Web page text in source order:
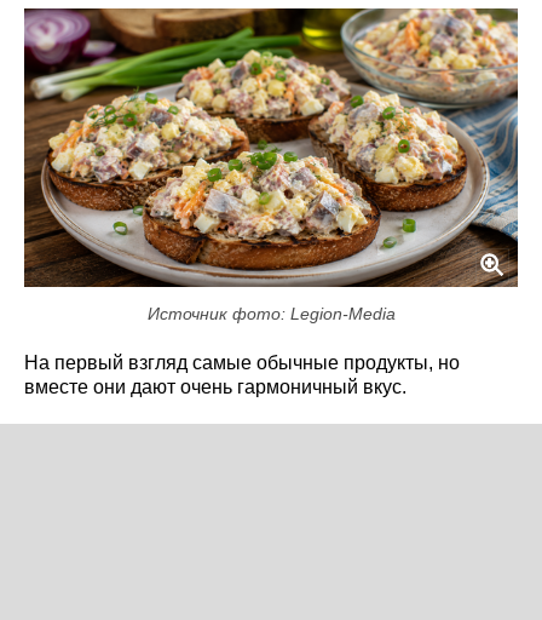
Источник фото: Legion-Media
На первый взгляд самые обычные продукты, но
вместе они дают очень гармоничный вкус.